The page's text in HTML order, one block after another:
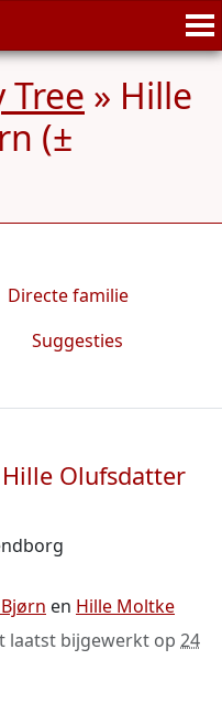
Tree » Hille
(±
Directe familie
Suggesties
Olufsdatter
en Hille Moltke
laatst bijgewerkt op 24